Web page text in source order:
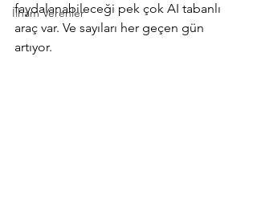
İlham Verenler
faydalanabileceği pek çok AI tabanlı
araç var. Ve sayıları her geçen gün
artıyor.